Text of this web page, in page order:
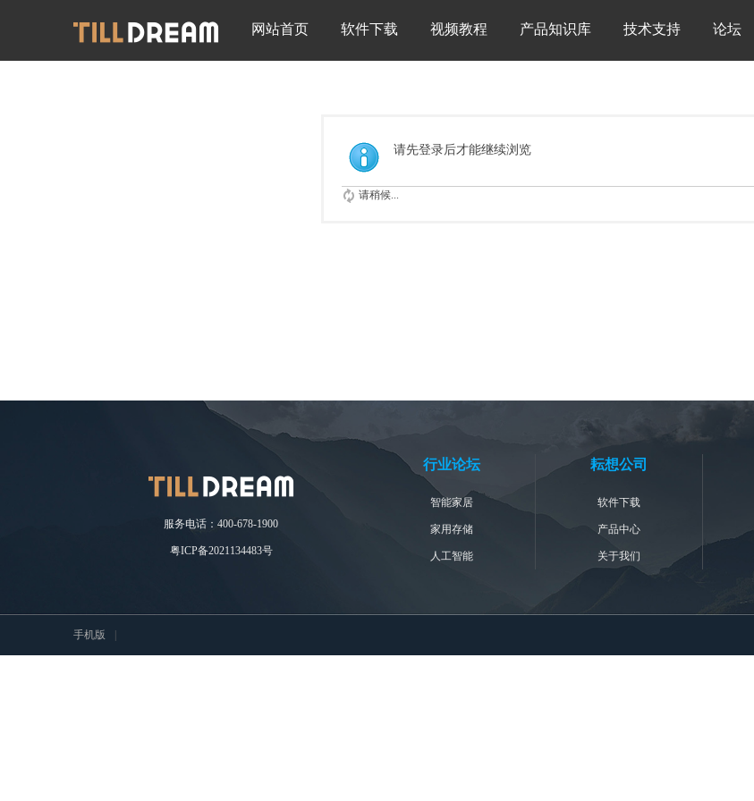
网站首页 软件下载 视频教程 产品知识库 技术支持 论坛
请先登录后才能继续浏览
请稍候...
服务电话：400-678-1900
粤ICP备2021134483号
行业论坛
智能家居
家用存储
人工智能
耘想公司
软件下载
产品中心
关于我们
手机版